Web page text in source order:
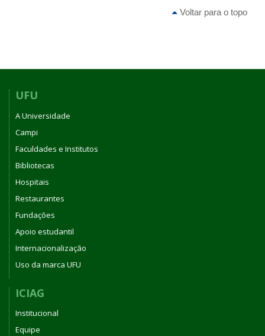
Voltar para o topo
UFU
A Universidade
Campi
Faculdades e Institutos
Bibliotecas
Hospitais
Restaurantes
Fundações
Apoio estudantil
Internacionalização
Uso da marca UFU
ICIAG
Institucional
Equipe